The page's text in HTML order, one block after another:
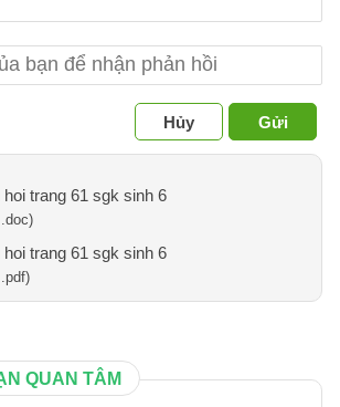
Hủy
Gửi
hoi trang 61 sgk sinh 6
hoi trang 61 sgk sinh 6
QUAN TÂM